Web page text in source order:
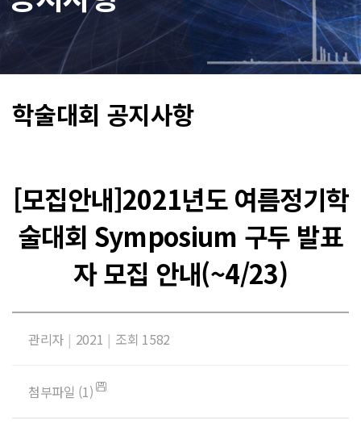
학술대회 공지사항
[모집안내]2021년도 여름정기학
술대회 Symposium 구두 발표
자 모집 안내(~4/23)
관리자 | 2021 | 조회 1582
첨부파일 (1)